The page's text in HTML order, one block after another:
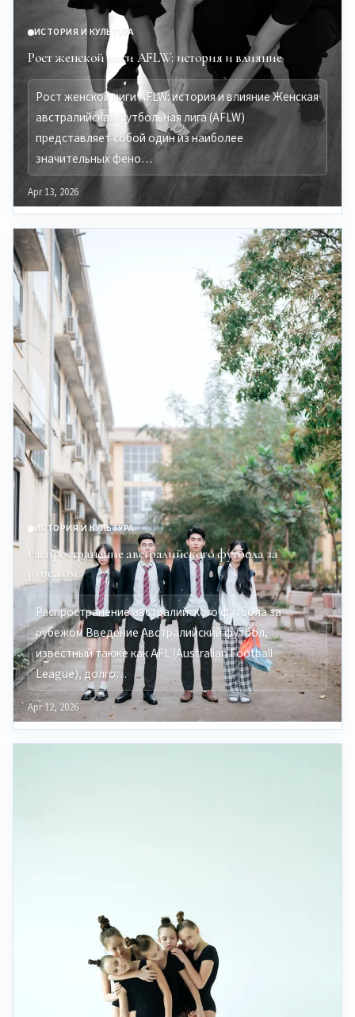
ИСТОРИЯ И КУЛЬТУРА
Рост женской лиги AFLW: история и влияние
Рост женской лиги AFLW: история и влияние Женская
австралийская футбольная лига (AFLW)
представляет собой один из наиболее
значительных фено…
Apr 13, 2026
ИСТОРИЯ И КУЛЬТУРА
Распространение австралийского футбола за
рубежом
Распространение австралийского футбола за
рубежом Введение Австралийский футбол,
известный также как AFL (Australian Football
League), долго…
Apr 12, 2026